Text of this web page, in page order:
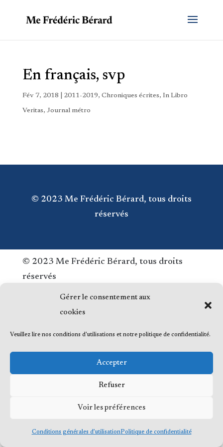
Gérer le consentement aux
cookies
Veuillez lire nos conditions d'utilisations et notre politique de confidentialité.
Accepter
Refuser
Voir les préférences
Conditions générales d’utilisationPolitique de confidentialité
En français, svp
Fév 7, 2018 2011-2019, Chroniques écrites, In Libro
Veritas, Journal métro
© 2023 Me Frédéric Bérard, tous droits
réservés
© 2023 Me Frédéric Bérard, tous droits
réservés